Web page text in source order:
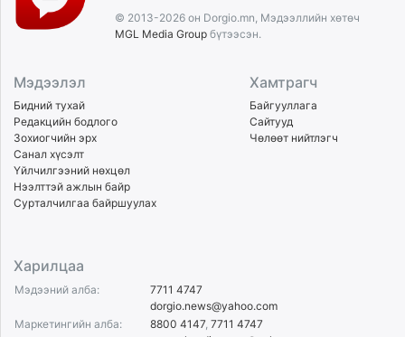
© 2013-2026 он Dorgio.mn, Мэдээллийн хөтөч
MGL Media Group бүтээсэн.
Мэдээлэл
Бидний тухай
Редакцийн бодлого
Зохиогчийн эрх
Санал хүсэлт
Үйлчилгээний нөхцөл
Нээлттэй ажлын байр
Сурталчилгаа байршуулах
Хамтрагч
Байгууллага
Сайтууд
Чөлөөт нийтлэгч
Харилцаа
Мэдээний алба:
7711 4747
dorgio.news@yahoo.com
Маркетингийн алба:
8800 4147 7711 4747